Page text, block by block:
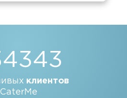
клиентов
CaterMe